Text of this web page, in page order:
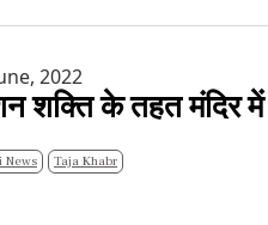
2022
शक्ति के तहत मंदिर
News Taja Khabr